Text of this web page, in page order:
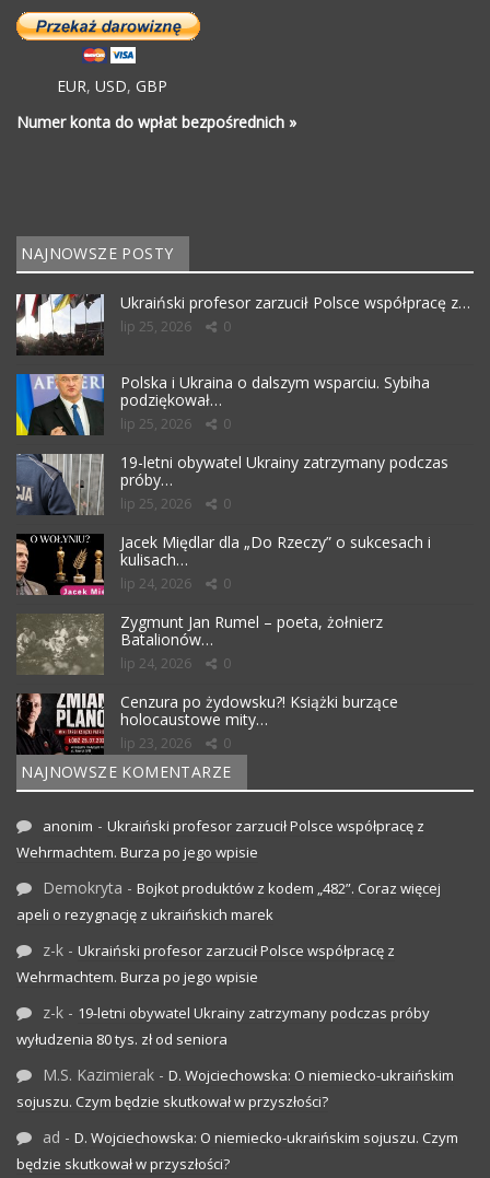
EUR, USD, GBP
Numer konta do wpłat bezpośrednich »
NAJNOWSZE POSTY
Ukraiński profesor zarzucił Polsce współpracę z…
lip 25, 2026 0
Polska i Ukraina o dalszym wsparciu. Sybiha
podziękował…
lip 25, 2026 0
19-letni obywatel Ukrainy zatrzymany podczas
próby…
lip 25, 2026 0
Jacek Międlar dla „Do Rzeczy” o sukcesach i
kulisach…
lip 24, 2026 0
Zygmunt Jan Rumel – poeta, żołnierz
Batalionów…
lip 24, 2026 0
Cenzura po żydowsku?! Książki burzące
holocaustowe mity…
lip 23, 2026 0
NAJNOWSZE KOMENTARZE
anonim - Ukraiński profesor zarzucił Polsce współpracę z
Wehrmachtem. Burza po jego wpisie
Demokryta - Bojkot produktów z kodem „482”. Coraz więcej
apeli o rezygnację z ukraińskich marek
z-k - Ukraiński profesor zarzucił Polsce współpracę z
Wehrmachtem. Burza po jego wpisie
z-k - 19-letni obywatel Ukrainy zatrzymany podczas próby
wyłudzenia 80 tys. zł od seniora
M.S. Kazimierak - D. Wojciechowska: O niemiecko-ukraińskim
sojuszu. Czym będzie skutkował w przyszłości?
ad - D. Wojciechowska: O niemiecko-ukraińskim sojuszu. Czym
będzie skutkował w przyszłości?